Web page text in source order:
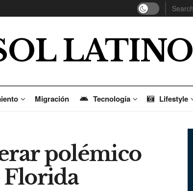
LATINO
Migración Tecnología Lifestyle
polémico